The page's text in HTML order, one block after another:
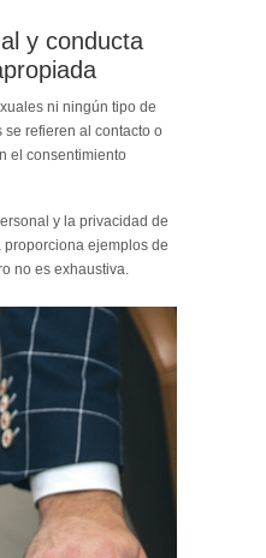
y conducta
ni ningún tipo de
refieren al contacto o
el consentimiento
y la privacidad de
proporciona ejemplos de
no es exhaustiva.